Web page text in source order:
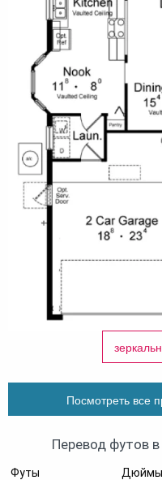
Посмотреть все
Перевод футов
Футы Дюймы